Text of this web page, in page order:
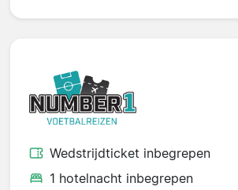
Wedstrijdticket inbegrepen
1 hotelnacht inbegrepen